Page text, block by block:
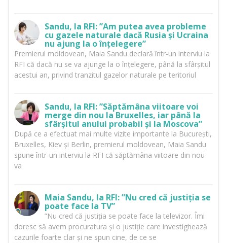
Sandu, la RFI: ”Am putea avea probleme
cu gazele naturale dacă Rusia și Ucraina
nu ajung la o înțelegere”
Premierul moldovean, Maia Sandu declară într-un interviu la
RFI că dacă nu se va ajunge la o înțelegere, până la sfârșitul
acestui an, privind tranzitul gazelor naturale pe teritoriul
Sandu, la RFI: ”Săptămâna viitoare voi
merge din nou la Bruxelles, iar până la
sfârșitul anului probabil și la Moscova”
După ce a efectuat mai multe vizite importante la București,
Bruxelles, Kiev și Berlin, premierul moldovean, Maia Sandu
spune într-un interviu la RFI că săptămâna viitoare din nou
va
Maia Sandu, la RFI: ”Nu cred că justiția se
poate face la TV”
”Nu cred că justiția se poate face la televizor. Îmi
doresc să avem procuratura și o justiție care investighează
cazurile foarte clar și ne spun cine, de ce se